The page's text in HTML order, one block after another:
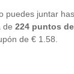
puedes juntar
de 224 puntos
de € 1.58